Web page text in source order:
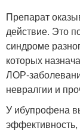
Препарат
действие. Это
синдроме
которых
ЛОР-
невралгии и
У ибупрофена
эффективность,